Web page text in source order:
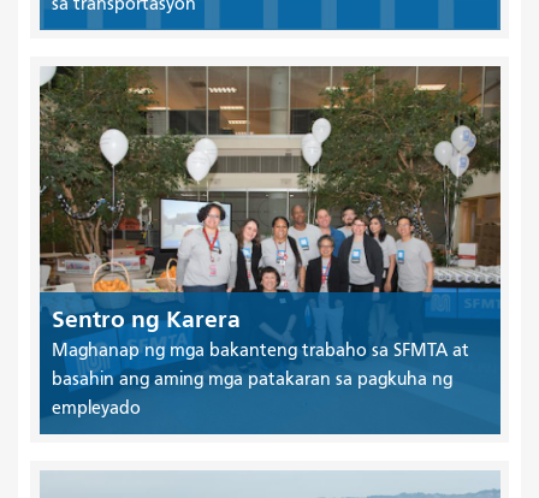
Sentro ng Karera
Maghanap ng mga bakanteng trabaho sa SFMTA at
basahin ang aming mga patakaran sa pagkuha ng
empleyado